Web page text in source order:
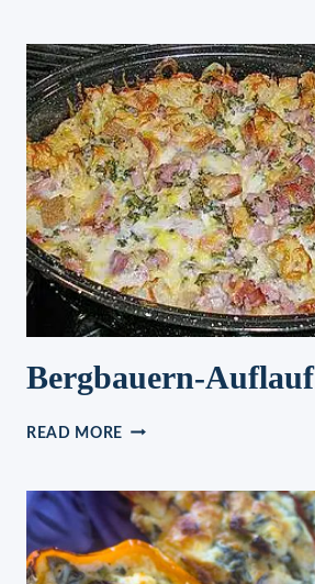
Bergbauern-Auflauf
READ MORE BERGBAUERN-